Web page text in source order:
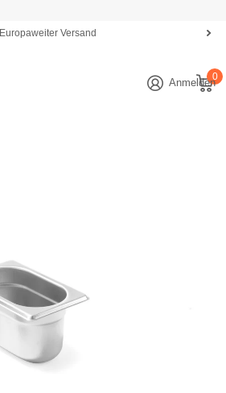
Europaweiter Versand
Anmelden0